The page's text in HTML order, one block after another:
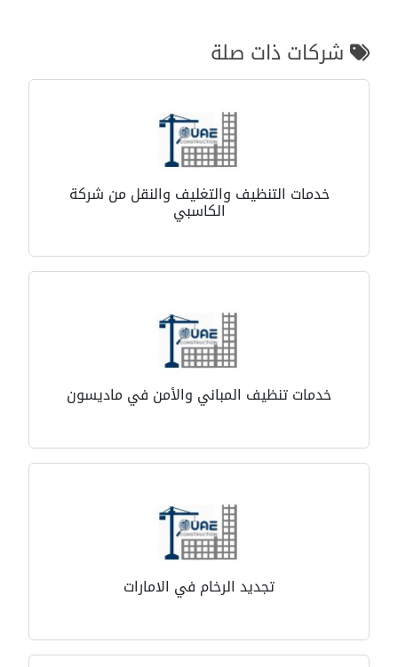
شركات ذات صلة
خدمات التنظيف والتغليف والنقل من شركة
الكاسبي
خدمات تنظيف المباني والأمن في ماديسون
تجديد الرخام في الامارات